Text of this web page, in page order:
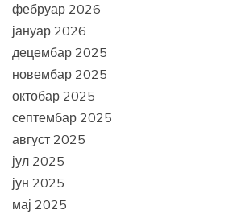
фебруар 2026
јануар 2026
децембар 2025
новембар 2025
октобар 2025
септембар 2025
август 2025
јул 2025
јун 2025
мај 2025